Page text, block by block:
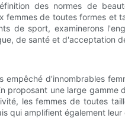
des normes de
de toutes formes et
de sport, examinerons
de santé et d'acceptation
d’innombrables
une large
les femmes de toutes
qui amplifient également